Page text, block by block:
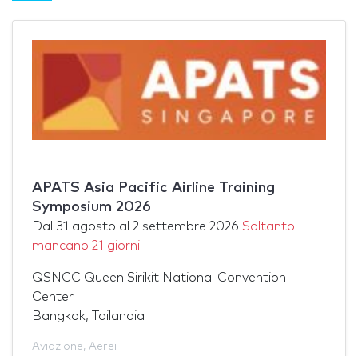
APATS Asia Pacific Airline Training
Symposium 2026
Dal 31 agosto al 2 settembre 2026 Soltanto
mancano 21 giorni!
QSNCC Queen Sirikit National Convention
Center
Bangkok, Tailandia
Aviazione, Aerei